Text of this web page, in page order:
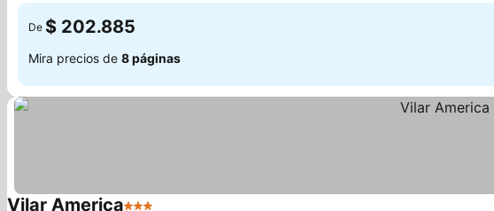
De $ 202.885
Mira precios de 8 páginas
Vilar America